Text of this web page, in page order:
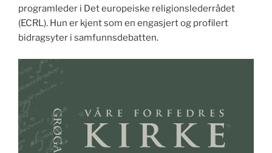
programleder i Det europeiske religionslederrådet
(ECRL). Hun er kjent som en engasjert og profilert
bidragsyter i samfunnsdebatten.